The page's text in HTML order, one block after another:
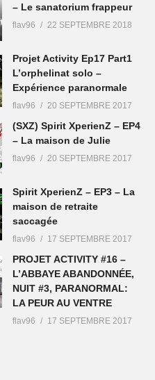
– Le sanatorium frappeur
flav96 22 SEPTEMBRE 2018
Projet Activity Ep17 Part1
L’orphelinat solo –
Expérience paranormale
flav96 20 SEPTEMBRE 2017
(SXZ) Spirit XperienZ – EP4
– La maison de Julie
flav96 20 SEPTEMBRE 2017
Spirit XperienZ – EP3 – La
maison de retraite
saccagée
flav96 17 SEPTEMBRE 2017
PROJET ACTIVITY #16 –
L’ABBAYE ABANDONNÉE,
NUIT #3, PARANORMAL:
LA PEUR AU VENTRE
flav96 17 SEPTEMBRE 2017